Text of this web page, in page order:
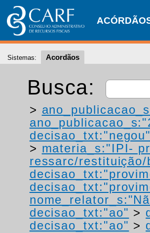
Sistemas: Acordãos
Busca:
>
decisao_txt:"negou"
> materia_s:"IPI-
ressarc/
decisao_txt:"ao" >
decisao_txt:"ao" >